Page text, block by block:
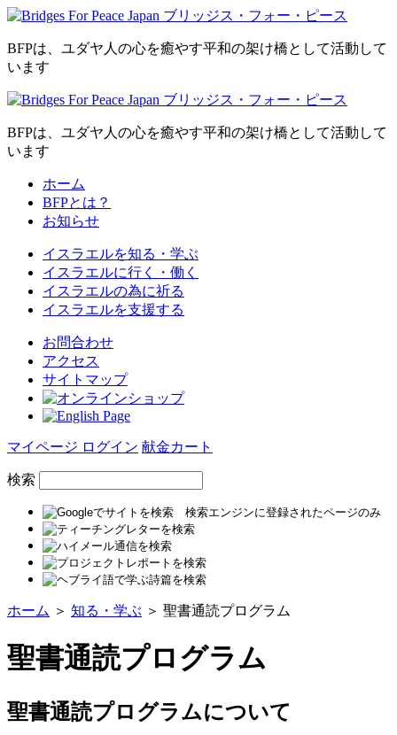
BFPは、ユダヤ人の心を癒やす平和の架け橋として活動して
います
BFPは、ユダヤ人の心を癒やす平和の架け橋として活動して
います
ホーム
BFPとは？
お知らせ
イスラエルを知る・学ぶ
イスラエルに行く・働く
イスラエルの為に祈る
イスラエルを支援する
お問合わせ
アクセス
サイトマップ
マイページ ログイン 献金カート
検索
ホーム ＞ 知る・学ぶ ＞ 聖書通読プログラム
聖書通読プログラム
聖書通読プログラムについて